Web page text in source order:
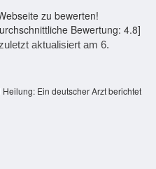
zu bewerten!
Bewertung: 4.8]
aktualisiert am 6.
Heilung: Ein deutscher Arzt berichtet